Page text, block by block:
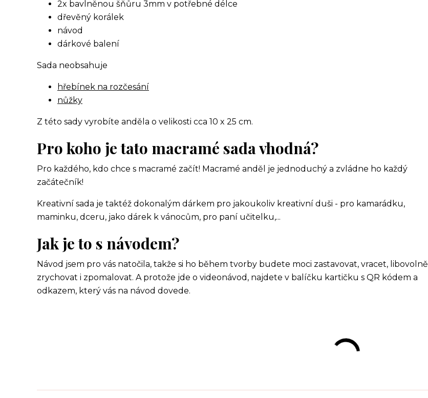
2x bavlněnou šňůru 3mm v potřebné délce
dřevěný korálek
návod
dárkové balení
Sada neobsahuje
hřebínek na rozčesání
nůžky
Z této sady vyrobíte anděla o velikosti cca 10 x 25 cm.
Pro koho je tato macramé sada vhodná?
Pro každého, kdo chce s macramé začít! Macramé anděl je jednoduchý a zvládne ho každý
začátečník!
Kreativní sada je taktéž dokonalým dárkem pro jakoukoliv kreativní duši - pro kamarádku,
maminku, dceru, jako dárek k vánocům, pro paní učitelku,...
Jak je to s návodem?
Návod jsem pro vás natočila, takže si ho během tvorby budete moci zastavovat, vracet, libovolně
zrychovat i zpomalovat. A protože jde o videonávod, najdete v balíčku kartičku s QR kódem a
odkazem, který vás na návod dovede.